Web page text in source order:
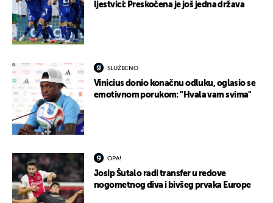
ljestvici: Preskočena je još jedna država
SLUŽBENO
Vinicius donio konačnu odluku, oglasio se
emotivnom porukom: "Hvala vam svima"
OPA!
Josip Šutalo radi transfer u redove
nogometnog diva i bivšeg prvaka Europe